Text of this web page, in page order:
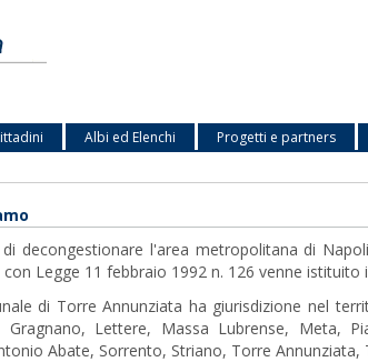
Albi ed Elenchi Progetti e partners
decongestionare l'area metropolitana di
con Legge 11 febbraio 1992 n. 126 venne
di Torre Annunziata ha giurisdizione nel
Gragnano, Lettere, Massa Lubrense, Meta,
Abate, Sorrento, Striano, Torre Annunziata,